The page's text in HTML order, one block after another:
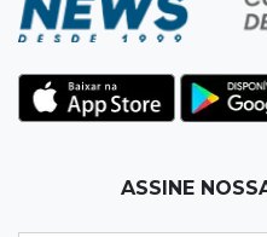
Detran oferece
emissão de
Atenção
ASSINE